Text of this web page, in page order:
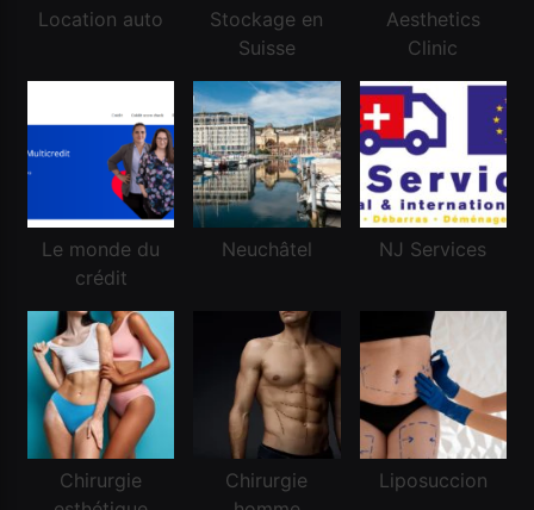
Location auto
Stockage en
Suisse
Aesthetics
Clinic
Le monde du
crédit
Neuchâtel NJ Services
Chirurgie
Chirurgie
Liposuccion
Financement
Réussir une demande de crédit frontalier